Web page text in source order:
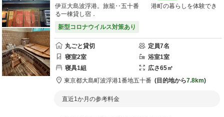
伊豆大島波浮港。旅籠‥五十番 港町の暮らしを体験でき
る一棟貸し宿．
新型コロナウイルス対策あり
丸ごと貸切 定員7名
寝室2室 浴室1室
寝具1組 広さ65㎡
東京都大島町波浮港1番地五十番 目的地から7.8km
直近1か月の参考料金